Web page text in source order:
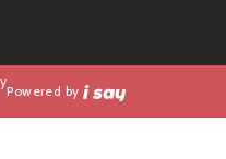
Powered by